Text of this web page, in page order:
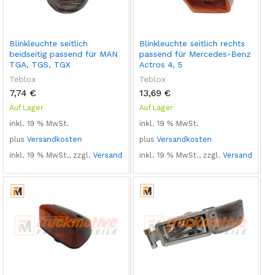
Blinkleuchte seitlich
beidseitig passend für MAN
TGA, TGS, TGX
Teblox
7,74 €
Auf Lager
inkl. 19 % MwSt.
plus Versandkosten
inkl. 19 % MwSt., zzgl. Versand
Blinkleuchte seitlich rechts
passend für Mercedes-Benz
Actros 4, 5
Teblox
13,69 €
Auf Lager
inkl. 19 % MwSt.
plus Versandkosten
inkl. 19 % MwSt., zzgl. Versand